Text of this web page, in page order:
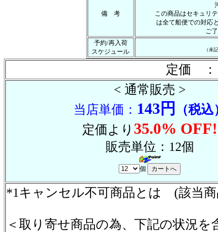
備 考
この商品はセキュリ
は全て船便での対応
ご
予約/再入荷
スケジュール
（未
定価 ：
< 通常販売 >
当店単価： 143円
（税込
定価より 35.0% OFF!
販売単位：12個
個
*1キャンセル不可商品とは (該当
＜取り寄せ商品の為、下記の状況